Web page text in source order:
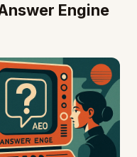
Engine